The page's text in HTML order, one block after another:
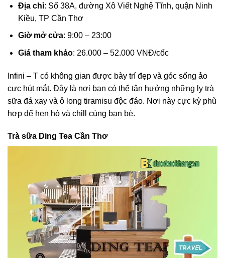
Địa chỉ: Số 38A, đường Xô Viết Nghệ Tĩnh, quận Ninh
Kiều, TP Cần Thơ
Giờ mở cửa: 9:00 – 23:00
Giá tham khảo: 26.000 – 52.000 VNĐ/cốc
Infini – T có không gian được bày trí đẹp và góc sống ảo
cực hút mắt. Đây là nơi bạn có thể tận hưởng những ly trà
sữa đá xay và ô long tiramisu độc đáo. Nơi này cực kỳ phù
hợp để hẹn hò và chill cùng bạn bè.
Trà sữa Ding Tea Cần Thơ